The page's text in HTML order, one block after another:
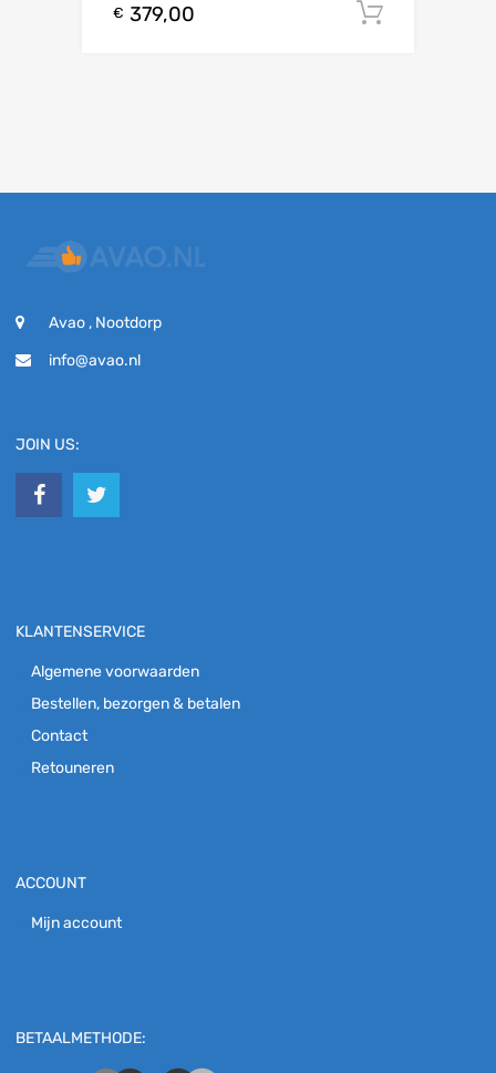
€ 379,00
Avao , Nootdorp
info@avao.nl
JOIN US:
KLANTENSERVICE
Algemene voorwaarden
Bestellen, bezorgen & betalen
Contact
Retouneren
ACCOUNT
Mijn account
BETAALMETHODE: